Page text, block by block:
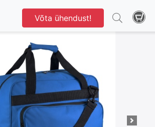
Võta ühendust! 1 / 14